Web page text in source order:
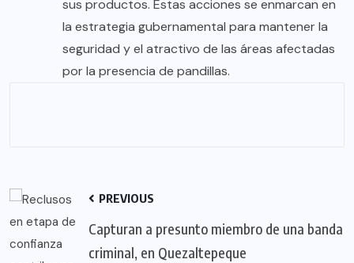
sus productos. Estas acciones se enmarcan en
la estrategia gubernamental para mantener la
seguridad y el atractivo de las áreas afectadas
por la presencia de pandillas.
PREVIOUS
Capturan a presunto miembro de una banda
criminal, en Quezaltepeque